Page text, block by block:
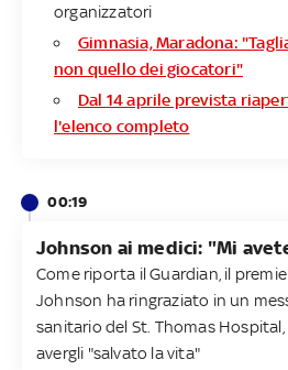
organizzatori
Gimnasia, Maradona:
non quello dei giocatori"
Dal 14 aprile prevista
l'elenco completo
00:19
Johnson ai medici: "Mi
Come riporta il Guardian, il
Johnson ha ringraziato in un
sanitario del St. Thomas
avergli "salvato la vita"